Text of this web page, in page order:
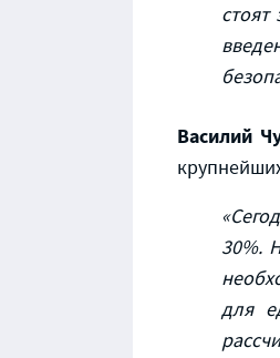
Василий
30%.
для